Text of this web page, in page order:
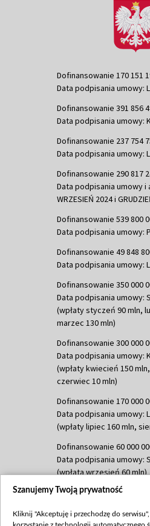
Dofinansowanie 170 151
Data podpisania umowy:
Dofinansowanie 391 856
Data podpisania umowy:
Dofinansowanie 237 754
Data podpisania umowy:
Dofinansowanie 290 817
Data podpisania umowy i
WRZESIEŃ 2024 i
Dofinansowanie 539 800
Data podpisania umowy:
Dofinansowanie 49 848
Data podpisania umowy:
Dofinansowanie 350 000
Data podpisania umowy:
(wpłaty styczeń 90 mln,
marzec 130 mln)
Dofinansowanie 300 000
Data podpisania umowy:
(wpłaty kwiecień 150
czerwiec 10 mln)
Dofinansowanie 170 000
Data podpisania umowy:
(wpłaty lipiec 160 mln,
Dofinansowanie 60 000
Data podpisania umowy:
(wpłata wrzesień 60 mln)
Dofinansowanie 635 783
(wpłata wrzesień 100
Szanujemy Twoją prywatność
Kliknij "Akceptuję i przechodzę do